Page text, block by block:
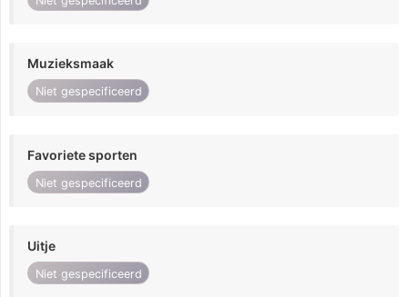
Muzieksmaak
Niet gespecificeerd
Favoriete sporten
Niet gespecificeerd
Uitje
Niet gespecificeerd